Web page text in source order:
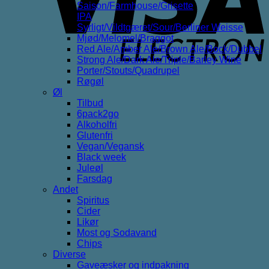
Saison/Farmhouse/Grisette
IPA
Syrligt/Vildtgæret/Sour/Berliner Weisse
Mjød/Melomel/Braggot
Red Ale/Amber Ale/Brown Ale/Bock/Dubbel
Strong Ale/Dark Ale/Triple/Barley Wine
Porter/Stouts/Quadrupel
Røgøl
Øl
Tilbud
6pack2go
Alkoholfri
Glutenfri
Vegan/Vegansk
Black week
Juleøl
Farsdag
Andet
Spiritus
Cider
Likør
Most og Sodavand
Chips
Diverse
Gaveæsker og indpakning